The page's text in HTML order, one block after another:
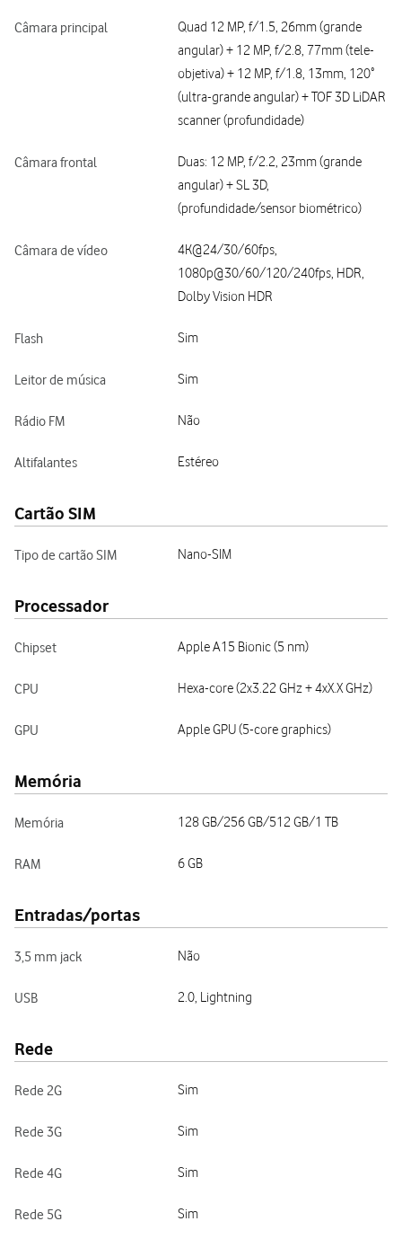
Câmara principal
Quad 12 MP, f/1.5, 26mm (grande
angular) + 12 MP, f/2.8, 77mm (tele-
objetiva) + 12 MP, f/1.8, 13mm, 120˚
(ultra-grande angular) + TOF 3D LiDAR
scanner (profundidade)
Câmara frontal
Duas: 12 MP, f/2.2, 23mm (grande
angular) + SL 3D,
(profundidade/sensor biométrico)
Câmara de vídeo
4K@24/30/60fps,
1080p@30/60/120/240fps, HDR,
Dolby Vision HDR
Flash Sim
Leitor de música Sim
Rádio FM Não
Altifalantes Estéreo
Cartão SIM
Tipo de cartão SIM Nano-SIM
Processador
Chipset Apple A15 Bionic (5 nm)
CPU Hexa-core (2x3.22 GHz + 4xX.X GHz)
GPU Apple GPU (5-core graphics)
Memória
Memória 128 GB/256 GB/512 GB/1 TB
RAM 6 GB
Entradas/portas
3,5 mm jack Não
USB 2.0, Lightning
Rede
Rede 2G Sim
Rede 3G Sim
Rede 4G Sim
Rede 5G Sim